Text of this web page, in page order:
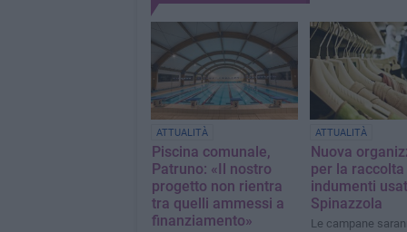
ATTUALITÀ
Piscina comunale,
Patruno: «Il nostro
progetto non rientra
tra quelli ammessi a
finanziamento»
ATTUALITÀ
Nuova
per la
indumenti
Spinazzola
Le campane